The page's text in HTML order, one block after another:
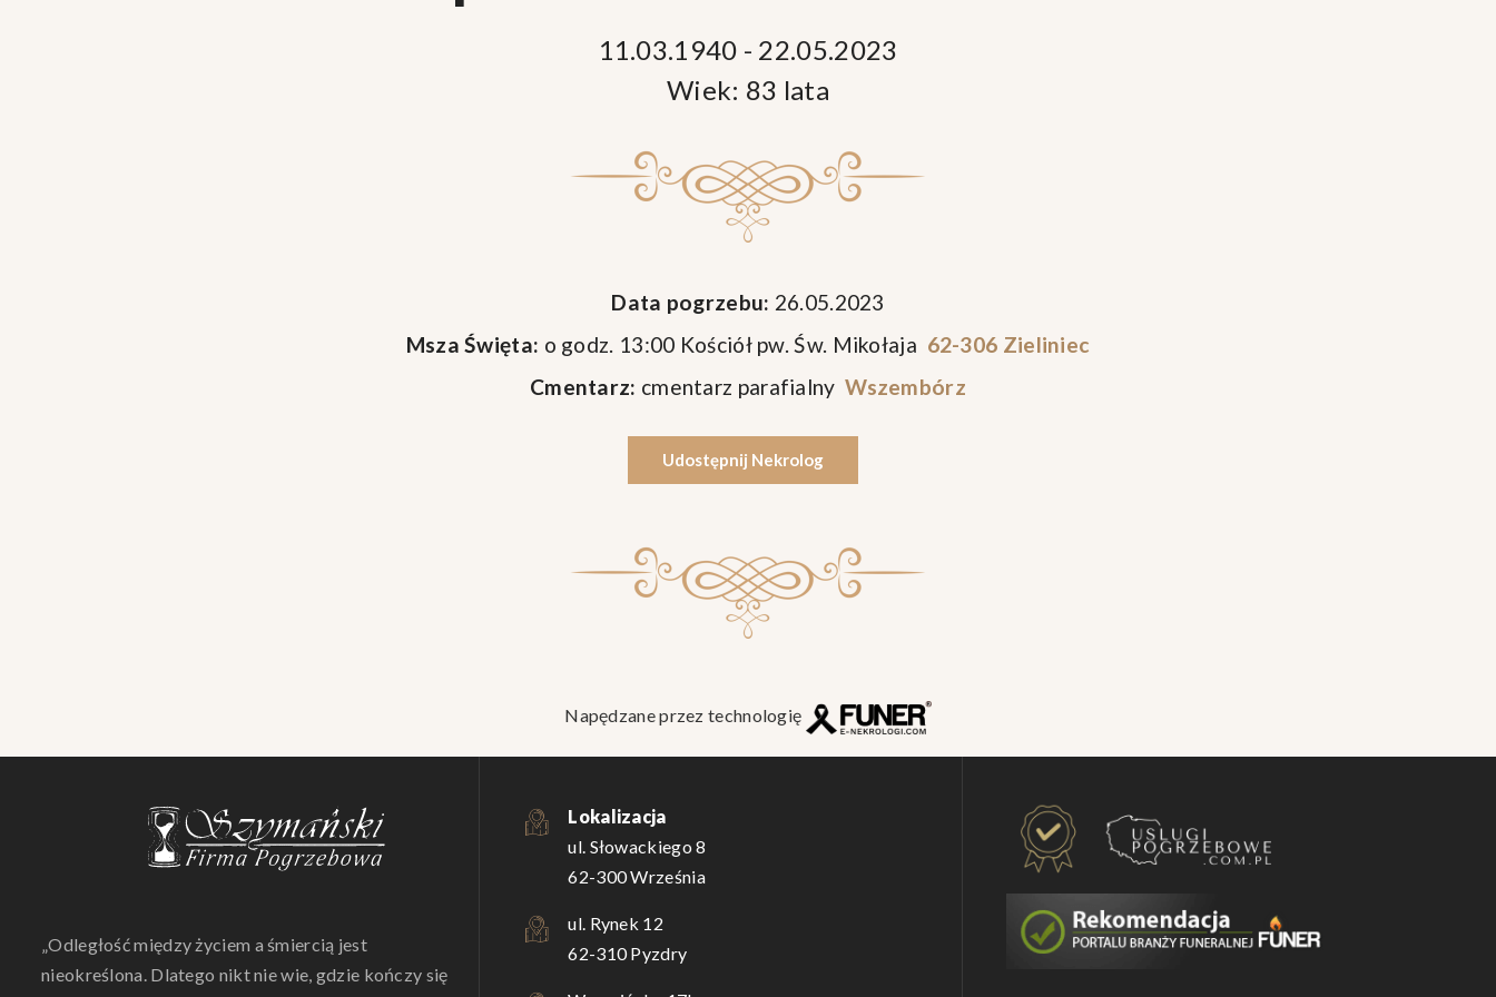
11.03.1940 - 22.05.2023
Wiek: 83 lata
Data pogrzebu: 26.05.2023
Msza Święta: o godz. 13:00 Kościół pw. Św. Mikołaja 62-306 Zieliniec
Cmentarz: cmentarz parafialny Wszembórz
Udostępnij Nekrolog
Napędzane przez technologię
„Odległość między życiem a śmiercią jest
nieokreślona. Dlatego nikt nie wie, gdzie kończy się
Lokalizacja
ul. Słowackiego 8
62-300 Września
ul. Rynek 12
62-310 Pyzdry